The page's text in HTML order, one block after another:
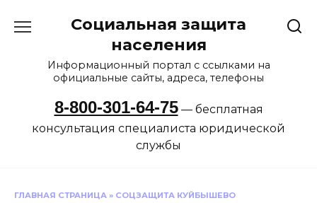
Социальная защита
населения
Информационный портал с ссылками на
официальные сайты, адреса, телефоны
8-800-301-64-75— бесплатная
консультация специалиста юридической
службы
ГЛАВНАЯ СТРАНИЦА » СОЦЗАЩИТА КУЙБЫШЕВО